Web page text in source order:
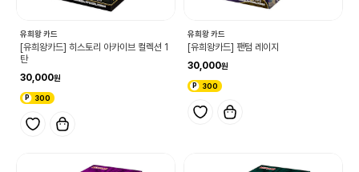
유희왕 카드
[유희왕카드] 히스토리 아카이브 컬렉션 1
탄
30,000
300
유희왕 카드
[유희왕카드] 팬텀 레이지
30,000
300